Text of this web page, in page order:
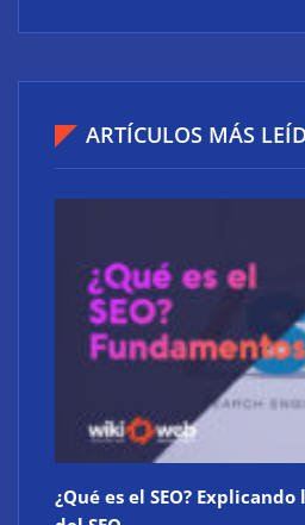
Atos consigue la exclusiva
ciberdefensa CMMC 2.0 del
Defensa de EE. UU.
ARTÍCULOS MÁS
¿Qué es el SEO?